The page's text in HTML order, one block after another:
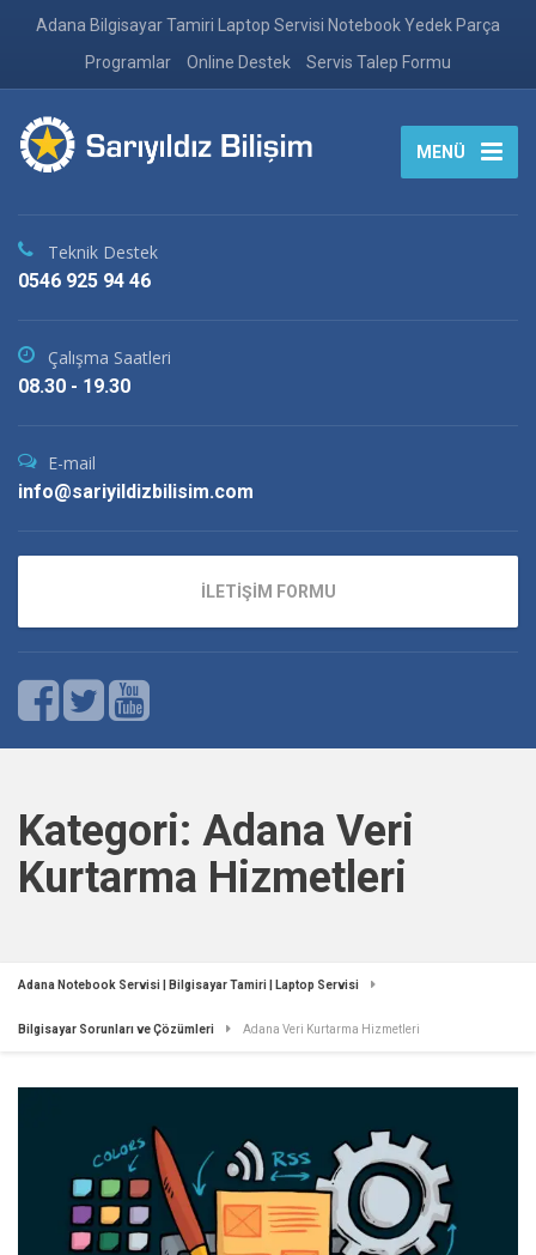
Adana Bilgisayar Tamiri Laptop Servisi Notebook Yedek Parça
Programlar
Online Destek Servis Talep Formu
MENÜ
Teknik Destek
0546 925 94 46
Çalışma Saatleri
08.30 - 19.30
E-mail
info@sariyildizbilisim.com
İLETİŞİM FORMU
Kategori: Adana Veri
Kurtarma Hizmetleri
Adana Notebook Servisi | Bilgisayar Tamiri | Laptop Servisi
Bilgisayar Sorunları ve Çözümleri Adana Veri Kurtarma Hizmetleri